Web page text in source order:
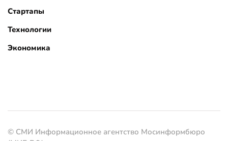
Стартапы
Технологии
Экономика
© СМИ Информационное агентство Мосинформбюро